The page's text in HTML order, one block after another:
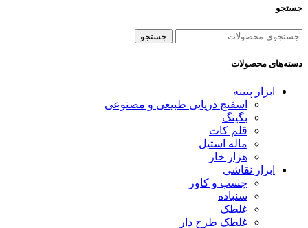
جستجو
جستجو
دسته‌های محصولات
ابزار پتینه
اسفنج دریایی طبیعی و مصنوعی
بگینگ
قلم کات
ماله استیل
هزار خار
ابزار نقاشی
چسب و کاور
سنباده
غلطک
غلطک طرح دار